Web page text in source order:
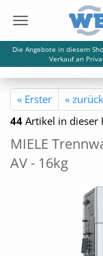
Die Angebote in diesem
Verkauf an
« Erster « zurück
44 Artikel in dieser
MIELE
AV - 16kg